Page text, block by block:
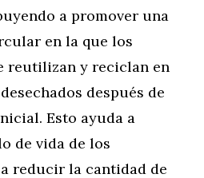
a promover una
en la que los
reutilizan y reciclan en
después de
Esto ayuda a
de vida de los
reducir la cantidad de